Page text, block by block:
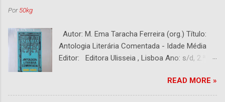
Por50kg
Autor: M. Ema Taracha Ferreira (org.) Título:
Antologia Literária Comentada - Idade Média
Editor: Editora Ulisseia , Lisboa Ano: s/d, 2.ª
Com alguns sublinhados a lapiseira. Usado.
Com 252 páginas.
READ MORE »